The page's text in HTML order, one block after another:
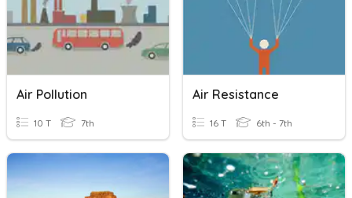
Air Pollution
10 T 7th
Air Resistance
16 T 6th - 7th